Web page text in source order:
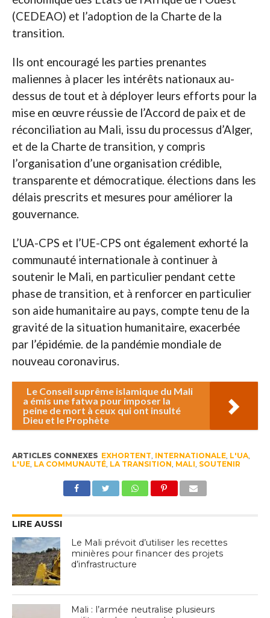
(CEDEAO) et l’adoption de la Charte de la
transition.
Ils ont encouragé les parties prenantes
maliennes à placer les intérêts nationaux au-
dessus de tout et à déployer leurs efforts pour la
mise en œuvre réussie de l’Accord de paix et de
réconciliation au Mali, issu du processus d’Alger,
et de la Charte de transition, y compris
l’organisation d’une organisation crédible,
transparente et démocratique. élections dans les
délais prescrits et mesures pour améliorer la
gouvernance.
L’UA-CPS et l’UE-CPS ont également exhorté la
communauté internationale à continuer à
soutenir le Mali, en particulier pendant cette
phase de transition, et à renforcer en particulier
son aide humanitaire au pays, compte tenu de la
gravité de la situation humanitaire, exacerbée
par l’épidémie. de la pandémie mondiale de
nouveau coronavirus.
Le Conseil suprême islamique du Mali
a émis une fatwa pour imposer la
peine de mort à ceux qui ont insulté
Dieu et le Prophète
ARTICLES CONNEXES EXHORTENT INTERNATIONALE, L'UA,
L'UE, LA COMMUNAUTÉ, LA TRANSITION MALI SOUTENIR
LIRE AUSSI
Le Mali prévoit d’utiliser les recettes
minières pour financer des projets
d’infrastructure
Mali : l’armée neutralise plusieurs